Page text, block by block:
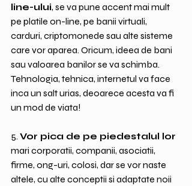
line-ului, se va pune accent mai mult
pe platile on-line, pe banii virtuali,
carduri, criptomonede sau alte sisteme
care vor aparea. Oricum, ideea de bani
sau valoarea banilor se va schimba.
Tehnologia, tehnica, internetul va face
inca un salt urias, deoarece acesta va fi
un mod de viata!
5. Vor pica de pe piedestalul lor
mari corporatii, companii, asociatii,
firme, ong-uri, colosi, dar se vor naste
altele, cu alte conceptii si adaptate noii